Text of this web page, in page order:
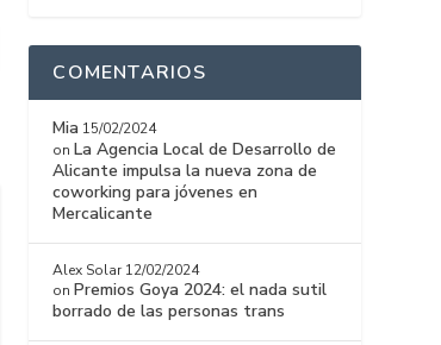
COMENTARIOS
Mia 15/02/2024
on La Agencia Local de Desarrollo de
Alicante impulsa la nueva zona de
coworking para jóvenes en
Mercalicante
Alex Solar 12/02/2024
on Premios Goya 2024: el nada sutil
borrado de las personas trans